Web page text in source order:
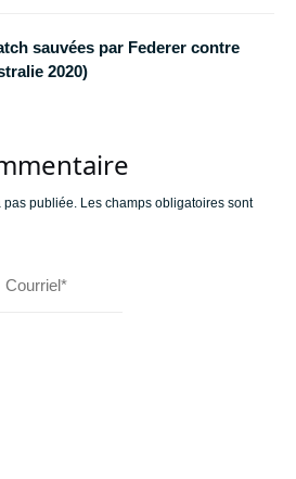
sauvées par Federer contre
2020)
pas publiée. Les champs obligatoires sont